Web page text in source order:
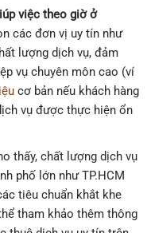
việc theo giờ ở
các đơn vị uy tín như
lượng dịch vụ, đảm
vụ chuyên môn cao (ví
cơ bản nếu khách hàng
vụ được thực hiện ổn
thấy, chất lượng dịch vụ
phố lớn như TP.HCM
tiêu chuẩn khắt khe
tham khảo thêm thông